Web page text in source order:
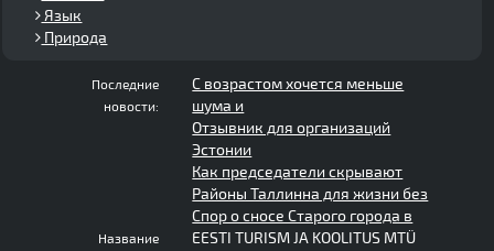
Язык
Природа
Последние
новости:
С возрастом хочется меньше
шума и
Отзывник для организаций
Эстонии
Как председатели скрывают
Районы Таллинна для жизни без
Спор о сносе Старого города в
Название
EESTI TURISM JA KOOLITUS MTÜ